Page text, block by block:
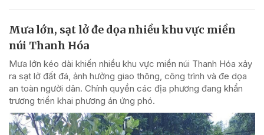
Mưa lớn, sạt lở đe dọa nhiều khu vực miền
núi Thanh Hóa
Mưa lớn kéo dài khiến nhiều khu vực miền núi Thanh Hóa xảy
ra sạt lở đất đá, ảnh hưởng giao thông, công trình và đe dọa
an toàn người dân. Chính quyền các địa phương đang khẩn
trương triển khai phương án ứng phó.